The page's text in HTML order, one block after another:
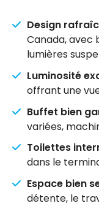
Design
Canada, avec
lumières
Luminosité
offrant une
Buffet bien
variées,
Toilettes
dans le
Espace bien
détente, le